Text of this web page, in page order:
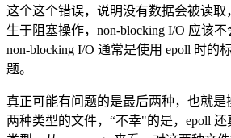
这个这个错误，说明没有数据会被读取
生于阻塞操作，non-blocking I/O 应该
non-blocking I/O 通常是使用 epoll 时的
题。
真正可能有问题的是最后两种，也就是
两种类型的文件，“不幸"的是，epoll